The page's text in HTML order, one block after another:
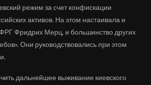
режим за счет конфискации
активов. На этом настаивала и
Фридрих Мерц, и большинство других
Они руководствовались при этом
дальнейшее выживание киевского